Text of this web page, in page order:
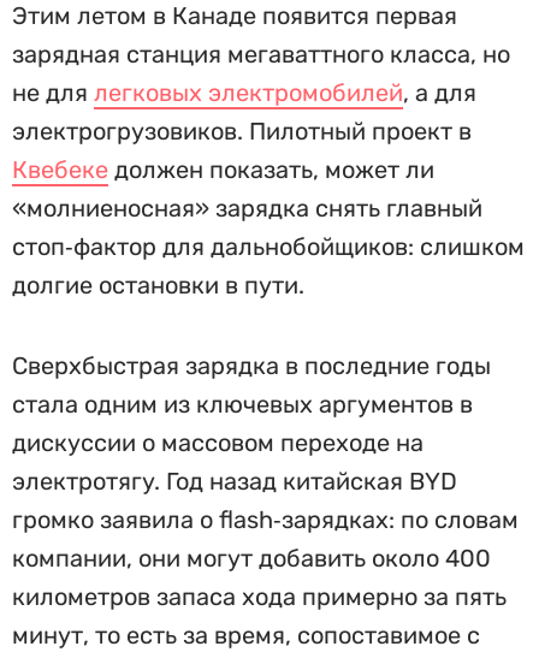
Этим летом в Канаде появится первая
зарядная станция мегаваттного класса, но
не для легковых электромобилей, а для
электрогрузовиков. Пилотный проект в
Квебеке должен показать, может ли
«молниеносная» зарядка снять главный
стоп‑фактор для дальнобойщиков: слишком
долгие остановки в пути.
Сверхбыстрая зарядка в последние годы
стала одним из ключевых аргументов в
дискуссии о массовом переходе на
электротягу. Год назад китайская BYD
громко заявила о flash‑зарядках: по словам
компании, они могут добавить около 400
километров запаса хода примерно за пять
минут, то есть за время, сопоставимое с